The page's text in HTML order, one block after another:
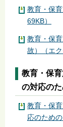
教育・保
69KB）
教育・保
故）（エク
教育・保
の対応の
教育・保
応のため